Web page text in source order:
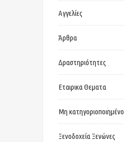
Αγγελίες
Άρθρα
Δραστηριότητες
Εταιρικα Θεματα
Μη κατηγοριοποιημένο
Ξενοδοχεία Ξενώνες